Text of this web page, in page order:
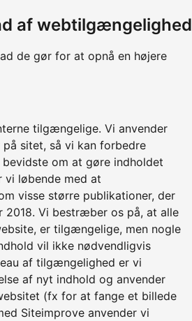
af webtilgængelighed
de gør for at opnå en højere
tilgængelige. Vi anvender
sitet, så vi kan forbedre
om at gøre indholdet
løbende med at
visse større publikationer, der
2018. Vi bestræber os på, at alle
er tilgængelige, men nogle
vil ikke nødvendligvis
af tilgængelighed er vi
af nyt indhold og anvender
(fx for at fange et billede
Siteimprove anvender vi